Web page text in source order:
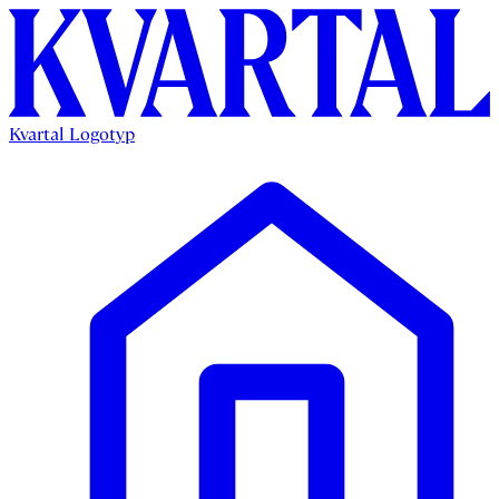
Kvartal Logotyp